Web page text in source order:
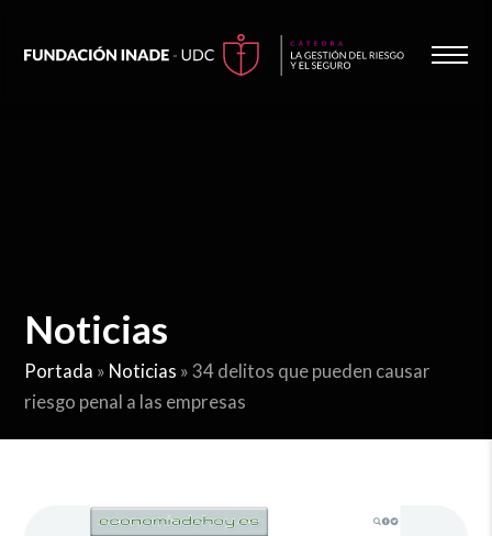
Noticias
Portada » Noticias »34 delitos que pueden causar
riesgo penal a las empresas